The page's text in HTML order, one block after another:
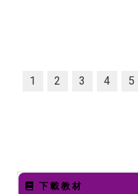
1 2 3 4 5
下載教材